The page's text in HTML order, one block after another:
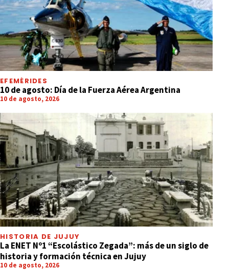
EFEMÉRIDES
10 de agosto: Día de la Fuerza Aérea Argentina
10 de agosto, 2026
HISTORIA DE JUJUY
La ENET Nº1 “Escolástico Zegada”: más de un siglo de
historia y formación técnica en Jujuy
10 de agosto, 2026